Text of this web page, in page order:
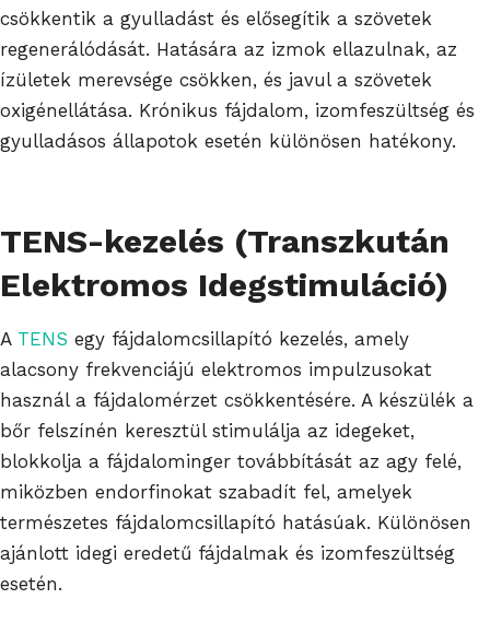
csökkentik a gyulladást és elősegítik a szövetek
regenerálódását. Hatására az izmok ellazulnak, az
ízületek merevsége csökken, és javul a szövetek
oxigénellátása. Krónikus fájdalom, izomfeszültség és
gyulladásos állapotok esetén különösen hatékony.
TENS-kezelés (Transzkután
Elektromos Idegstimuláció)
A TENS egy fájdalomcsillapító kezelés, amely
alacsony frekvenciájú elektromos impulzusokat
használ a fájdalomérzet csökkentésére. A készülék a
bőr felszínén keresztül stimulálja az idegeket,
blokkolja a fájdalominger továbbítását az agy felé,
miközben endorfinokat szabadít fel, amelyek
természetes fájdalomcsillapító hatásúak. Különösen
ajánlott idegi eredetű fájdalmak és izomfeszültség
esetén.